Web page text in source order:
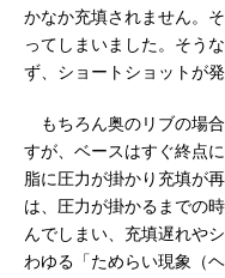
かなか充填されません。
ってしまいました。そう
ず、ショートショットが発
もちろん奥のリブの場
すが、ベースはすぐ終点
脂に圧力が掛かり充填が
は、圧力が掛かるまでの
んでしまい、充填遅れや
わゆる「ためらい現象（